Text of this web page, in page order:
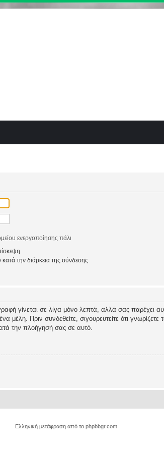
ενεργοποίησης πάλι
την διάρκεια της σύνδεσης
γίνεται σε λίγα μόνο λεπτά, αλλά σας παρέχει
Πριν συνδεθείτε, σιγουρευτείτε ότι γνωρίζετε
την πλοήγησή σας σε αυτό.
Ελληνική μετάφραση από το phpbbgr.com